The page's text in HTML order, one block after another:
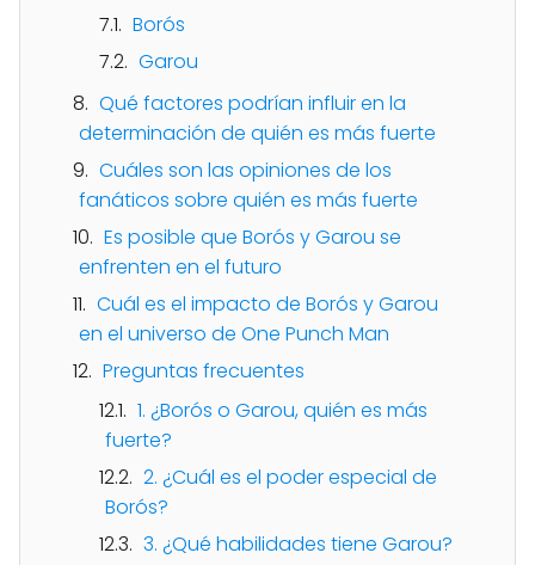
Borós
Garou
Qué factores podrían influir en la
determinación de quién es más fuerte
Cuáles son las opiniones de los
fanáticos sobre quién es más fuerte
Es posible que Borós y Garou se
enfrenten en el futuro
Cuál es el impacto de Borós y Garou
en el universo de One Punch Man
Preguntas frecuentes
1. ¿Borós o Garou, quién es más
fuerte?
2. ¿Cuál es el poder especial de
Borós?
3. ¿Qué habilidades tiene Garou?